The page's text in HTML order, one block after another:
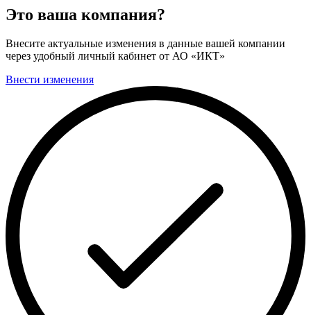
Это ваша компания?
Внесите актуальные изменения в данные вашей компании
через удобный личный кабинет от АО «ИКТ»
Внести изменения